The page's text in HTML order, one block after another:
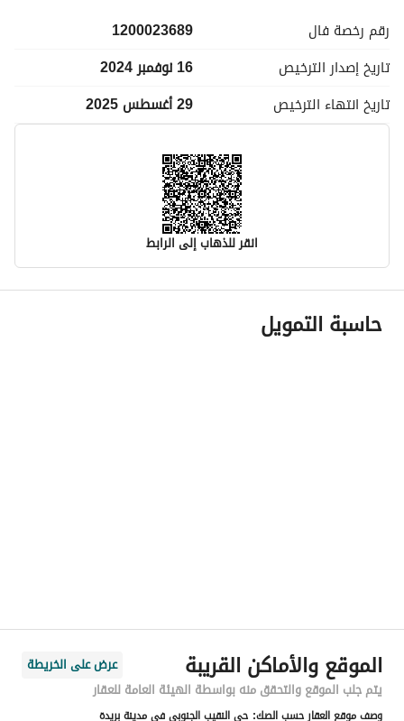
رقم رخصة فال
1200023689
تاريخ إصدار الترخيص
16 نوفمبر 2024
تاريخ انتهاء الترخيص 29 أغسطس 2025
انقر للذهاب إلى الرابط
معلومات مسؤول الإعلان
اسم المسؤول
رقم المبنى
7643
حاسبة التمويل
الموقع والأماكن القريبة
عرض على الخريطة
يتم جلب الموقع والتحقق منه بواسطة الهيئة العامة للعقار
وصف موقع العقار حسب الصك: حي النقيب الجنوبي في مدينة بريدة